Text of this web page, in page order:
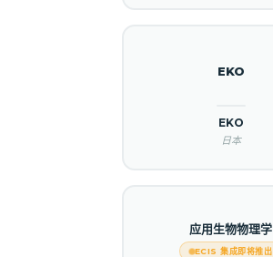
EKO
EKO
日本
应用生物物理学
ECIS 集成即将推出